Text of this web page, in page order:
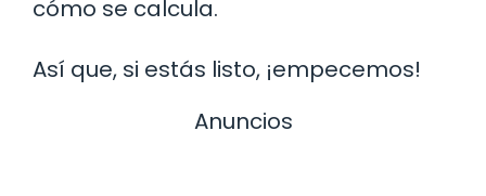
cómo se calcula.
Así que, si estás listo, ¡empecemos!
Anuncios